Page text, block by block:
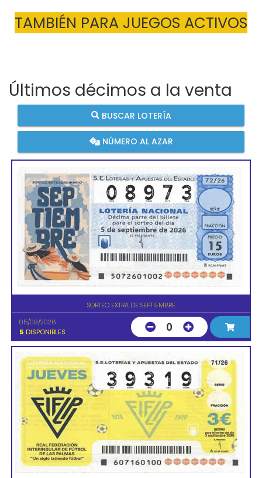
TAMBIÉN PARA JUEGOS ACTIVOS
Últimos décimos a la venta
BUSCAR LOTERÍA
NÚMERO AL AZAR
SORTEO EXTRA DE SEPTIEMBRE
05/09/2026
5 DISPONIBLES 0